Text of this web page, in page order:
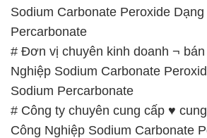
Sodium Carbonate Peroxide
Percarbonate
# Đơn vị chuyên kinh doanh ¬
Nghiệp Sodium Carbonate
Sodium Percarbonate
# Công ty chuyên cung cấp ♥
Công Nghiệp Sodium Carbonate